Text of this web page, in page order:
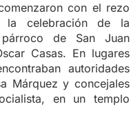
con el rezo
celebración de la
de San Juan
Casas. En lugares
autoridades
Márquez y concejales
en un templo